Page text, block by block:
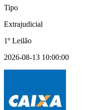
Tipo
Extrajudicial
1º Leilão
2026-08-13 10:00:00